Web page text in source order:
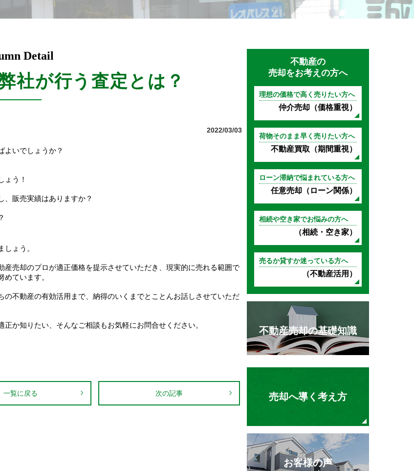
Detail
社が行う査定とは？
2022/03/03
よいでしょうか？
ょう！
、販売実績はありますか？
しょう。
売却のプロが適正価格を提示させていただき、現実的に売れる範囲で
ています。
不動産の有効活用まで、納得のいくまでとことんお話しさせていただ
か知りたい、そんなご相談もお気軽にお問合せください。
一覧に戻る 次の記事
不動産の
売却をお考えの方へ
理想の価格で高く売りたい方へ
仲介売却（価格重視）
荷物そのまま早く売りたい方へ
不動産買取（期間重視）
ローン滞納で悩まれている方へ
任意売却（ローン関係）
相続や空き家でお悩みの方へ
（相続・空き家）
売るか貸すか迷っている方へ
（不動産活用）
不動産売却の基礎知識
売却へ導く考え方
お客様の声